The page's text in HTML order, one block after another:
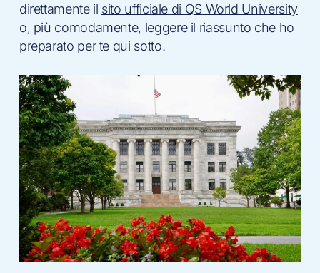
direttamente il sito ufficiale di QS World University
o, più comodamente, leggere il riassunto che ho
preparato per te qui sotto.